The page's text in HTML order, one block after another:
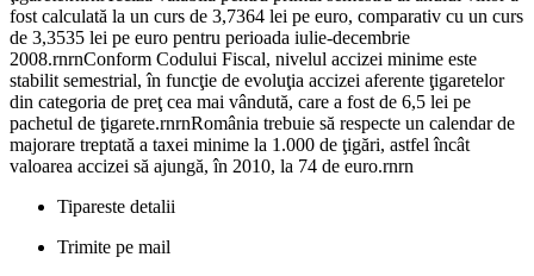
fost calculată la un curs de 3,7364 lei pe euro, comparativ cu un curs
de 3,3535 lei pe euro pentru perioada iulie-decembrie
2008.rnrnConform Codului Fiscal, nivelul accizei minime este
stabilit semestrial, în funcţie de evoluţia accizei aferente ţigaretelor
din categoria de preţ cea mai vândută, care a fost de 6,5 lei pe
pachetul de ţigarete.rnrnRomânia trebuie să respecte un calendar de
majorare treptată a taxei minime la 1.000 de ţigări, astfel încât
valoarea accizei să ajungă, în 2010, la 74 de euro.rnrn
Tipareste detalii
Trimite pe mail